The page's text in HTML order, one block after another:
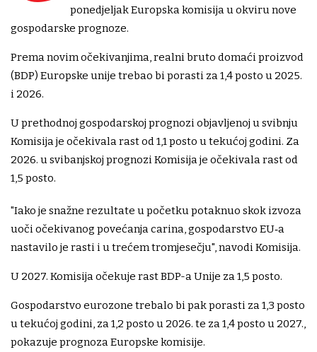
ponedjeljak Europska komisija u okviru nove
gospodarske prognoze.
Prema novim očekivanjima, realni bruto domaći proizvod
(BDP) Europske unije trebao bi porasti za 1,4 posto u 2025.
i 2026.
U prethodnoj gospodarskoj prognozi objavljenoj u svibnju
Komisija je očekivala rast od 1,1 posto u tekućoj godini. Za
2026. u svibanjskoj prognozi Komisija je očekivala rast od
1,5 posto.
"Iako je snažne rezultate u početku potaknuo skok izvoza
uoči očekivanog povećanja carina, gospodarstvo EU‑a
nastavilo je rasti i u trećem tromjesečju", navodi Komisija.
U 2027. Komisija očekuje rast BDP-a Unije za 1,5 posto.
Gospodarstvo eurozone trebalo bi pak porasti za 1,3 posto
u tekućoj godini, za 1,2 posto u 2026. te za 1,4 posto u 2027.,
pokazuje prognoza Europske komisije.